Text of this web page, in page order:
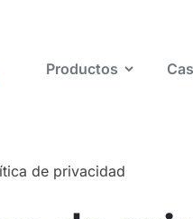
Productos
de privacidad